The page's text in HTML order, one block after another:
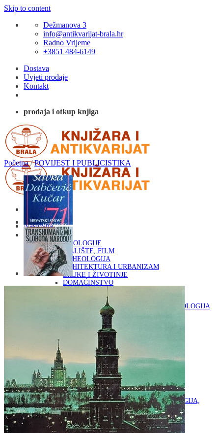
Skip to content
Dežmanova 3
info@antikvarijat-brala.hr
Radno Vrijeme
+3851 484-6149
Dostava
Uvjeti prodaje
Kontakt
prodaja i otkup knjiga
Naslovna
KNJIGE
OD ARHEOLOGIJE
DO KAZALIŠTE, FILM
ARHEOLOGIJA
ARHITEKTURA I URBANIZAM
BILJKE I ŽIVOTINJE
DOMAĆINSTVO
ENCIKLOPEDIJE I LEKSIKONI
FILOZOFIJA, SOCIOLOGIJA, ANTROPOLOGIJA
FOTOGRAFIJA
GLAZBENA UMJETNOST
KAZALIŠTE, FILM
OD KNJIŽEVNOST
DO RELIGIJA
KNJIŽEVNOST
LIKOVNA UMJETNOST
LJEKOVITO BILJE I ZDRAVLJE
MITOLOGIJA
POVIJEST I PUBLICISTIKA
PRIRODNE ZNANOSTI
PSIHOLOGIJA, POPULARNA PSIHOLOGIJA,
ALTERNATIVA
RAZNO
RELIGIJA
Početna / POVIJEST I PUBLICISTIKA